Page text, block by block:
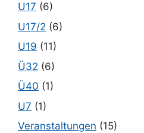
U17 (6)
U17/2 (6)
U19 (11)
Ü32 (6)
Ü40 (1)
U7 (1)
Veranstaltungen (15)